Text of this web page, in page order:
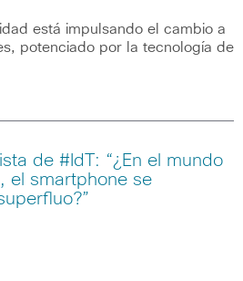
está impulsando el cambio a
potenciado por la tecnología de
de #IdT: “¿En el mundo
el smartphone se